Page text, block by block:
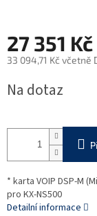
27 351 Kč
33 094,71 Kč včetně
cena:
Na dotaz
* karta VOIP DSP-M
pro KX-NS500
Detailní informace